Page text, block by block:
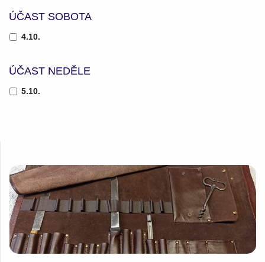
ÚČAST SOBOTA
4.10.
ÚČAST NEDĚLE
5.10.